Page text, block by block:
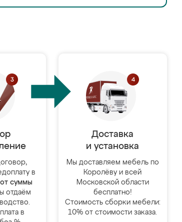
в
суммы
отдаём
в
Доставка
и установка
Мы доставляем мебель по
Королёву и всей
Московской области
бесплатно!
Стоимость сборки мебели:
10% от стоимости заказа.